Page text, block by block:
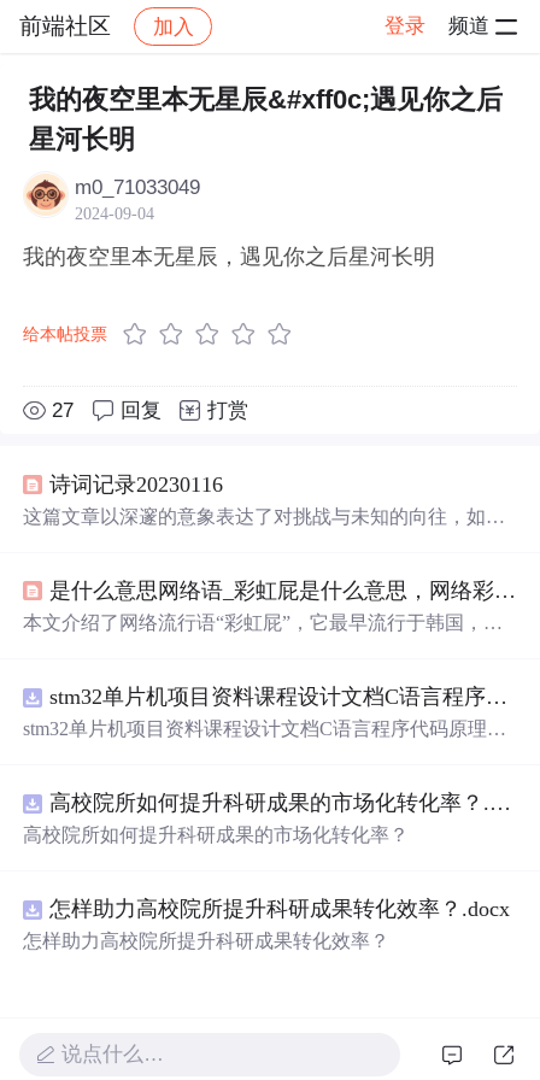
前端社区 加入 登录 频道
社区 前端社区 感慨 帖子详情
我的夜空里本无星辰&#xff0c;遇见你之后
星河长明
m0_71033049
2024-09-04
我的夜空里本无星辰，遇见你之后星河长明
给本帖投票
27 回复 打赏
诗词记录20230116
这篇文章以深邃的意象表达了对挑战与未知的向往，如同
到属于自己的星辰 （技术创新）。文章鼓励勇往直前，即
使在生命的晚年也要燃烧激情，洞悉技术世界的万物。
是什么意思网络语_彩虹屁是什么意思，网络彩虹屁夸人语录大全，彩虹屁是什么梗...
本文介绍了网络流行语“彩虹屁”，它最早流行于韩国，原
stm32单片机项目资料课程设计文档C语言程序代码原理图电路PCB实例悬挂运动控制系统论文资料
stm32单片机项目资料课程设计文档C语言程序代码原理图
高校院所如何提升科研成果的市场化转化率？.docx
高校院所如何提升科研成果的市场化转化率？
怎样助力高校院所提升科研成果转化效率？.docx
怎样助力高校院所提升科研成果转化效率？
说点什么…